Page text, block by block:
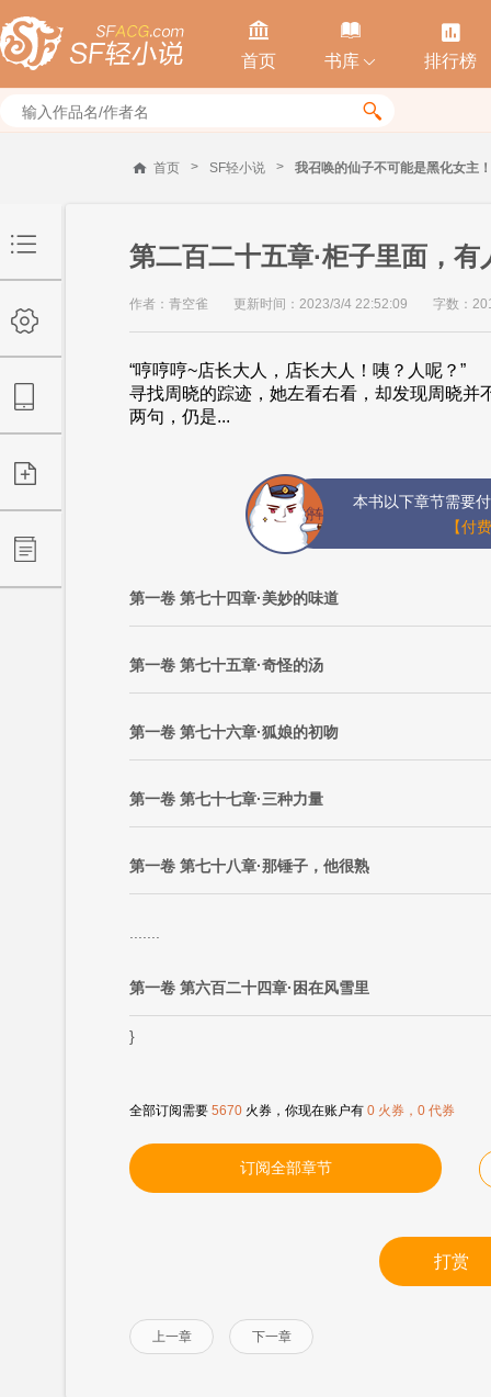

首页

书库 

排行榜

首页 > SF轻小说 > 我召唤的仙子不可能是黑化女主！
第二百二十五章·柜子里面，有
作者：青空雀 更新时间：2023/3/4 22:52:09 字数：
“哼哼哼~店长大人，店长大人！咦？人呢？
寻找周晓的踪迹，她左看右看，却发现周
两句，仍是...
本书以下章节需要
【付
第一卷 第七十四章·美妙的味道
第一卷 第七十五章·奇怪的汤
第一卷 第七十六章·狐娘的初吻
第一卷 第七十七章·三种力量
第一卷 第七十八章·那锤子，他很熟
第一卷 第六百二十四章·困在风雪里
}
全部订阅需要 5670 火券，你现在账户有 0 火券，0 代券
订阅全部章节
打赏
上一章 下一章